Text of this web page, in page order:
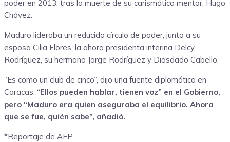
poder en 2013, tras la muerte de su carismático mentor, Hugo
Chávez.
Maduro lideraba un reducido círculo de poder, junto a su
esposa Cilia Flores, la ahora presidenta interina Delcy
Rodríguez, su hermano Jorge Rodríguez y Diosdado Cabello.
“Es como un club de cinco”, dijo una fuente diplomática en
Caracas. “Ellos pueden hablar, tienen voz” en el Gobierno,
pero “Maduro era quien aseguraba el equilibrio. Ahora
que se fue, quién sabe”, añadió.
*Reportaje de AFP